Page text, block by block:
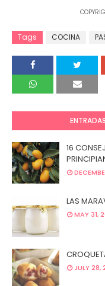
Tags COCINA
16
LAS
MAY 31,
JULY 28,